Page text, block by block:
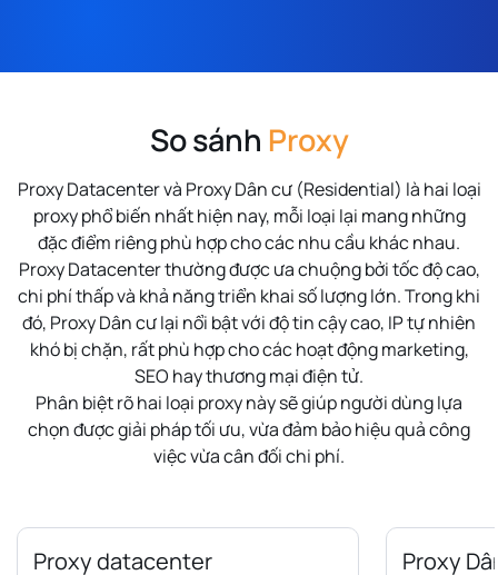
So sánh Proxy
Proxy Datacenter và Proxy Dân cư (Residential) là hai loại
proxy phổ biến nhất hiện nay, mỗi loại lại mang những
đặc điểm riêng phù hợp cho các nhu cầu khác nhau.
Proxy Datacenter thường được ưa chuộng bởi tốc độ cao,
chi phí thấp và khả năng triển khai số lượng lớn. Trong khi
đó, Proxy Dân cư lại nổi bật với độ tin cậy cao, IP tự nhiên
khó bị chặn, rất phù hợp cho các hoạt động marketing,
SEO hay thương mại điện tử.
Phân biệt rõ hai loại proxy này sẽ giúp người dùng lựa
chọn được giải pháp tối ưu, vừa đảm bảo hiệu quả công
việc vừa cân đối chi phí.
Proxy datacenter Proxy